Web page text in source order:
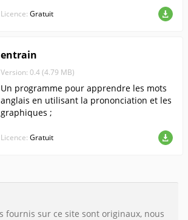
Licence: Gratuit
entrain
Version: 0.4 (4.79 MB)
Un programme pour apprendre les mots
anglais en utilisant la prononciation et les
graphiques ;
Licence: Gratuit
fournis sur ce site sont originaux, nous